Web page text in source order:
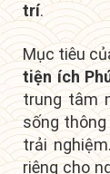
trí.
Mục tiêu
tiện ích
trung tâm
sống
trải
riêng cho